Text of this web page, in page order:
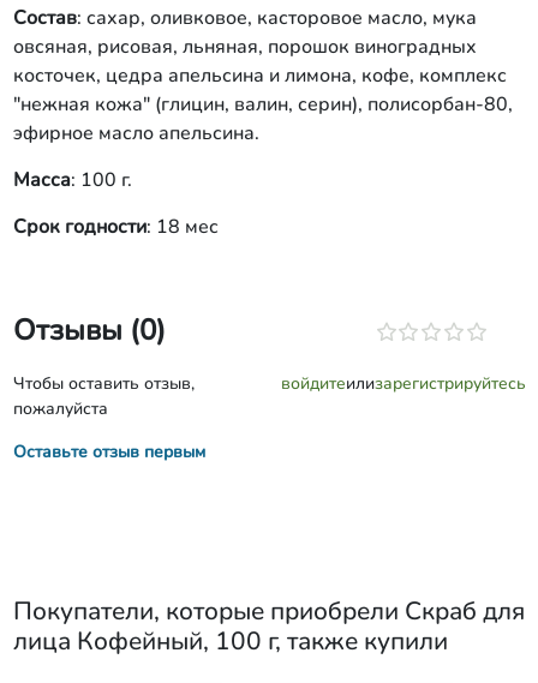
Состав: сахар, оливковое, касторовое масло, мука
овсяная, рисовая, льняная, порошок виноградных
косточек, цедра апельсина и лимона, кофе, комплекс
"нежная кожа" (глицин, валин, серин), полисорбан-80,
эфирное масло апельсина.
Масса: 100 г.
Срок годности: 18 мес
Отзывы (0)
Чтобы оставить отзыв,
пожалуйста
войдитеилизарегистрируйтесь
Оставьте отзыв первым
Покупатели, которые приобрели Скраб для
лица Кофейный, 100 г, также купили